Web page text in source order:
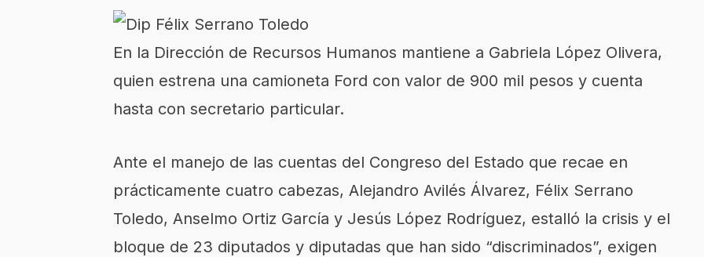
En la Dirección de Recursos Humanos mantiene a Gabriela López Olivera,
quien estrena una camioneta Ford con valor de 900 mil pesos y cuenta
hasta con secretario particular.
Ante el manejo de las cuentas del Congreso del Estado que recae en
prácticamente cuatro cabezas, Alejandro Avilés Álvarez, Félix Serrano
Toledo, Anselmo Ortiz García y Jesús López Rodríguez, estalló la crisis y el
bloque de 23 diputados y diputadas que han sido “discriminados”, exigen